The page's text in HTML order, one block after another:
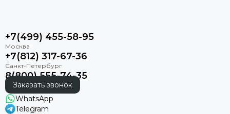
+7(499) 455-58-95
+7(812) 317-67-36
8(800) 555-74-35
Заказать звонок
WhatsApp
Telegram